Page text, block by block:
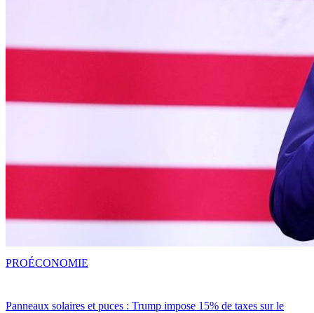
Panneaux solaires et puces : Trump impose 15% de taxes sur le
PROÉCONOMIE